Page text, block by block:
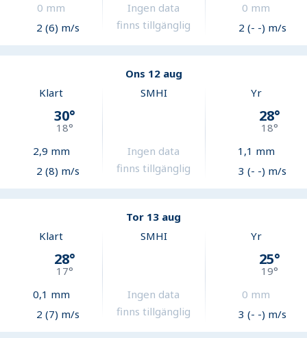
0 mm
2 (6) m/s
Ingen data
finns tillgänglig
0 mm
2 (- -) m/s
Ons 12 aug
Klart
30°
18°
2,9 mm
2 (8) m/s
SMHI
Ingen data
finns tillgänglig
Yr
28°
18°
1,1 mm
3 (- -) m/s
Tor 13 aug
Klart
28°
17°
0,1 mm
2 (7) m/s
SMHI
Ingen data
finns tillgänglig
Yr
25°
19°
0 mm
3 (- -) m/s